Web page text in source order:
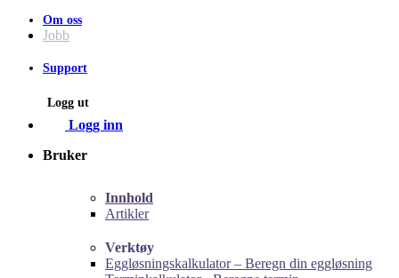
Om oss
Jobb
Support
Logg ut
Logg inn
Bruker
Innhold
Artikler
Verktøy
Eggløsningskalkulator – Beregn din eggløsning